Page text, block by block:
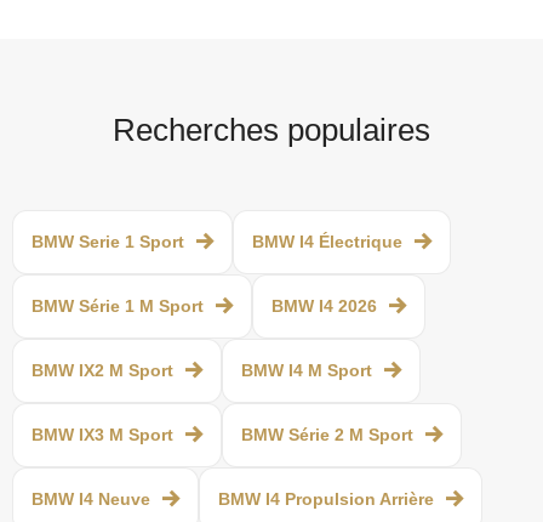
Recherches populaires
BMW Serie 1 Sport BMW I4 Électrique
BMW Série 1 M Sport BMW I4 2026
BMW IX2 M Sport BMW I4 M Sport
BMW IX3 M Sport BMW Série 2 M Sport
BMW I4 Neuve BMW I4 Propulsion Arrière